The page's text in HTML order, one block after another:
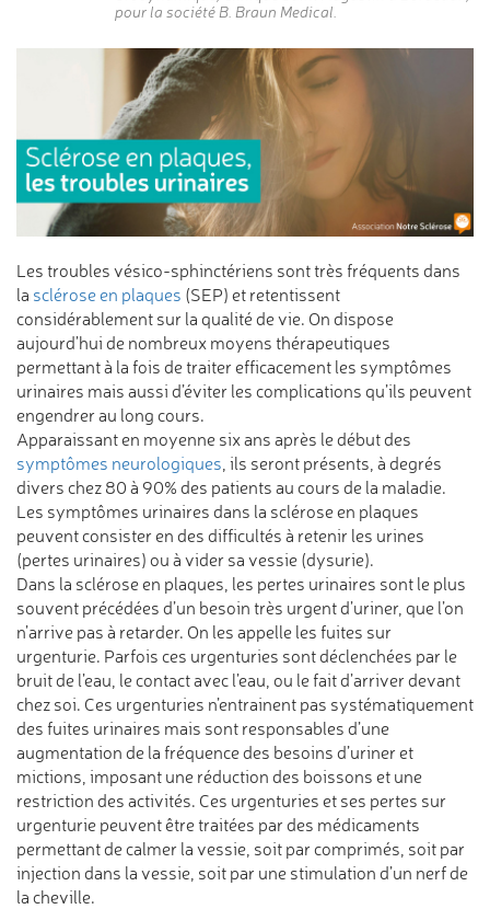
pour la société B. Braun Medical.
Les troubles vésico-sphinctériens sont très fréquents dans
la sclérose en plaques (SEP) et retentissent
considérablement sur la qualité de vie. On dispose
aujourd’hui de nombreux moyens thérapeutiques
permettant à la fois de traiter efficacement les symptômes
urinaires mais aussi d’éviter les complications qu’ils peuvent
engendrer au long cours.
Apparaissant en moyenne six ans après le début des
symptômes neurologiques , ils seront présents, à degrés
divers chez 80 à 90% des patients au cours de la maladie.
Les symptômes urinaires dans la sclérose en plaques
peuvent consister en des difficultés à retenir les urines
(pertes urinaires) ou à vider sa vessie (dysurie).
Dans la sclérose en plaques, les pertes urinaires sont le plus
souvent précédées d’un besoin très urgent d’uriner, que l’on
n’arrive pas à retarder. On les appelle les fuites sur
urgenturie. Parfois ces urgenturies sont déclenchées par le
bruit de l’eau, le contact avec l’eau, ou le fait d’arriver devant
chez soi. Ces urgenturies n’entrainent pas systématiquement
des fuites urinaires mais sont responsables d’une
augmentation de la fréquence des besoins d’uriner et
mictions, imposant une réduction des boissons et une
restriction des activités. Ces urgenturies et ses pertes sur
urgenturie peuvent être traitées par des médicaments
permettant de calmer la vessie, soit par comprimés, soit par
injection dans la vessie, soit par une stimulation d’un nerf de
la cheville.